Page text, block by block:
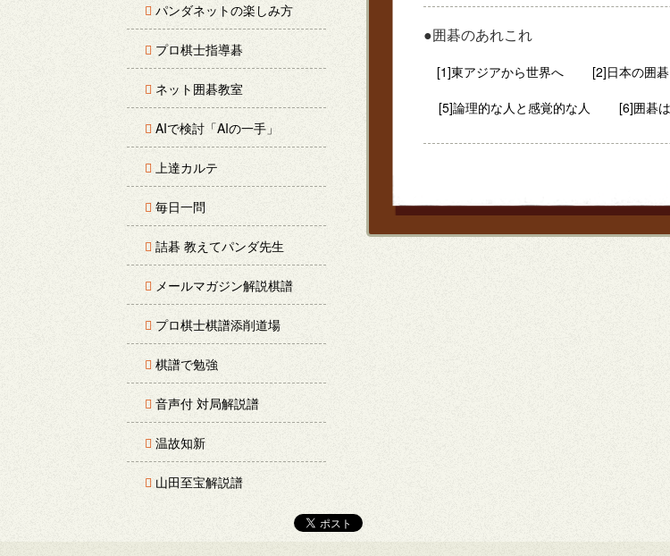
パンダネットの楽しみ方
プロ棋士指導碁
ネット囲碁教室
AIで検討「AIの一手」
上達カルテ
毎日一問
詰碁 教えてパンダ先生
メールマガジン解説棋譜
プロ棋士棋譜添削道場
棋譜で勉強
音声付 対局解説譜
温故知新
山田至宝解説譜
●囲碁のあれこれ
[1]東アジアから世界へ [2]日本の囲碁
[5]論理的な人と感覚的な人
[6]囲碁